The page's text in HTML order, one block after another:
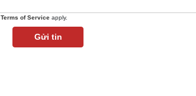
Terms of Service apply.
Gửi tin